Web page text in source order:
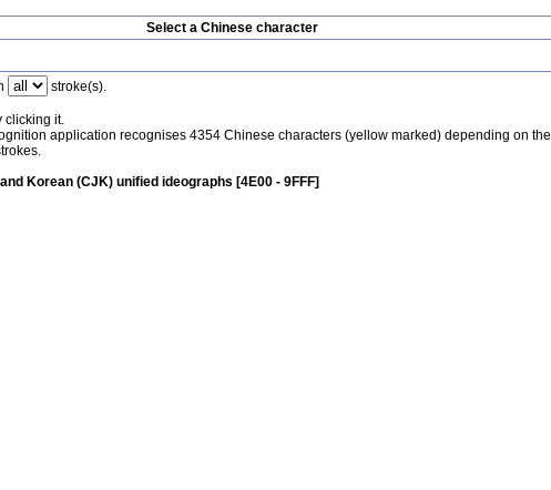
Select a Chinese character
stroke(s).
clicking it.
application recognises 4354 Chinese characters (yellow marked) depending on the
Korean (CJK) unified ideographs [4E00 - 9FFF]